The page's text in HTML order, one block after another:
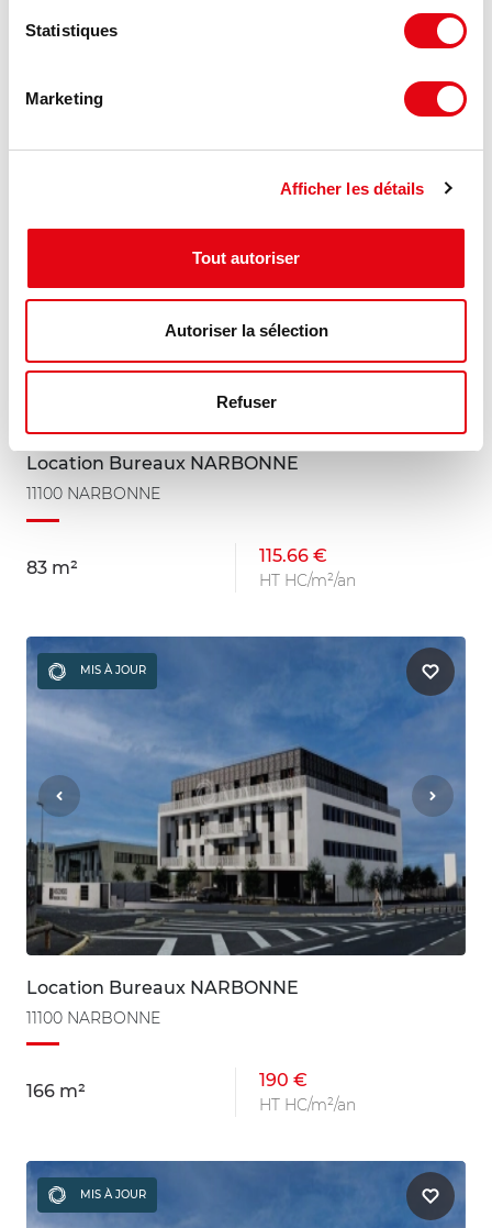
Statistiques
Marketing
Afficher les détails
Tout autoriser
Autoriser la sélection
Refuser
MIS À JOUR
Location Bureaux NARBONNE
11100 NARBONNE
83 m²
115.66 €
HT HC/m²/an
MIS À JOUR
Location Bureaux NARBONNE
11100 NARBONNE
166 m²
190 €
HT HC/m²/an
MIS À JOUR